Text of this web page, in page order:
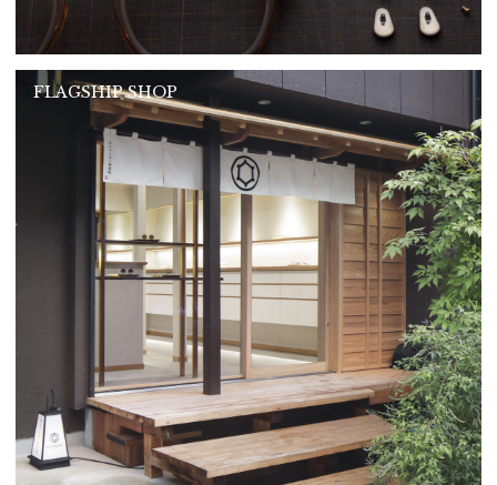
FLAGSHIP SHOP